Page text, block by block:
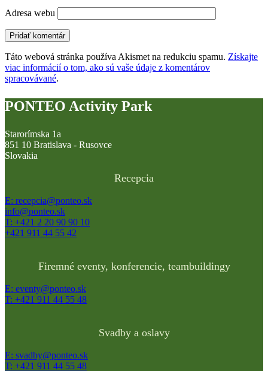
Adresa webu
Táto webová stránka používa Akismet na redukciu spamu. Získajte
viac informácií o tom, ako sú vaše údaje z komentárov
spracovávané.
PONTEO Activity Park
Starorímska 1a
851 10 Bratislava - Rusovce
Slovakia
Recepcia
E: recepcia@ponteo.sk
info@ponteo.sk
T: +421 2 20 90 90 10
+421 911 44 55 42
Firemné eventy, konferencie, teambuildingy
E: eventy@ponteo.sk
T: +421 911 44 55 48
Svadby a oslavy
E: svadby@ponteo.sk
T: +421 911 44 55 48